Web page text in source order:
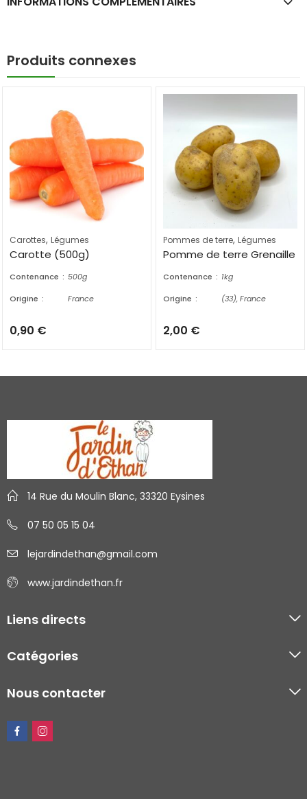
Produits connexes
Carottes, Légumes
Carotte (500g)
Contenance
500g
Origine
France
0,90 €
Pommes de terre, Légumes
Pomme de terre Grenaille
Contenance
1kg
Origine
(33), France
2,00 €
14 Rue du Moulin Blanc, 33320 Eysines
07 50 05 15 04
lejardindethan@gmail.com
www.jardindethan.fr
Liens directs
Catégories
Nous contacter